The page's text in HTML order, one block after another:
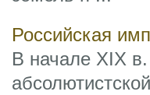
Российская
В начале XIX